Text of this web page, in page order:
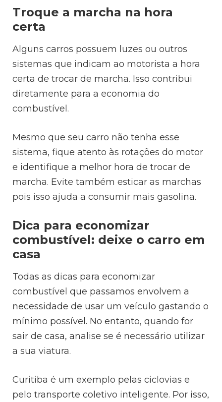
Troque a marcha na hora
certa
Alguns carros possuem luzes ou outros
sistemas que indicam ao motorista a hora
certa de trocar de marcha. Isso contribui
diretamente para a economia do
combustível.
Mesmo que seu carro não tenha esse
sistema, fique atento às rotações do motor
e identifique a melhor hora de trocar de
marcha. Evite também esticar as marchas
pois isso ajuda a consumir mais gasolina.
Dica para economizar
combustível: deixe o carro em
casa
Todas as dicas para economizar
combustível que passamos envolvem a
necessidade de usar um veículo gastando o
mínimo possível. No entanto, quando for
sair de casa, analise se é necessário utilizar
a sua viatura.
Curitiba é um exemplo pelas ciclovias e
pelo transporte coletivo inteligente. Por isso,